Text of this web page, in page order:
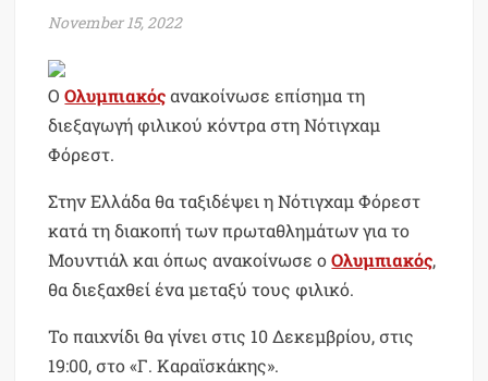
November 15, 2022
ΟΟλυμπιακόςανακοίνωσε επίσημα τη
διεξαγωγή φιλικού κόντρα στη Νότιγχαμ
Φόρεστ.
Στην Ελλάδα θα ταξιδέψει η Νότιγχαμ Φόρεστ
κατά τη διακοπή των πρωταθλημάτων για το
Μουντιάλ και όπως ανακοίνωσε οΟλυμπιακός,
θα διεξαχθεί ένα μεταξύ τους φιλικό.
Το παιχνίδι θα γίνει στις 10 Δεκεμβρίου, στις
19:00, στο «Γ. Καραϊσκάκης».